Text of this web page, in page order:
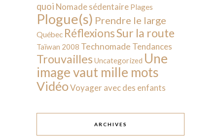
quoi Nomade sédentaire Plages
Plogue(s) Prendre le large
Québec RéflexionsSur la route
Taïwan 2008 Technomade Tendances
Trouvailles Uncategorized Une
image vaut mille mots
VidéoVoyager avec des enfants
ARCHIVES